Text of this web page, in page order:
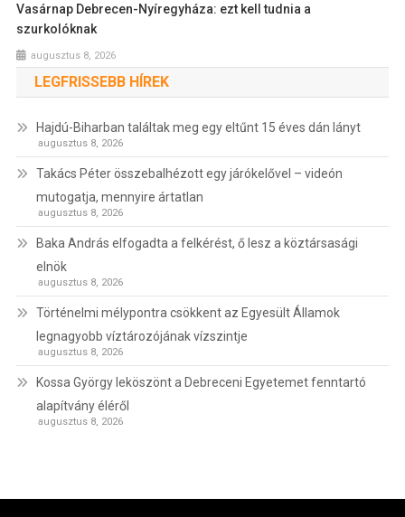
Vasárnap Debrecen-Nyíregyháza: ezt kell tudnia a
szurkolóknak
augusztus 8, 2026
LEGFRISSEBB HÍREK
Hajdú-Biharban találtak meg egy eltűnt 15 éves dán lányt
augusztus 8, 2026
Takács Péter összebalhézott egy járókelővel – videón
mutogatja, mennyire ártatlan
augusztus 8, 2026
Baka András elfogadta a felkérést, ő lesz a köztársasági
elnök
augusztus 8, 2026
Történelmi mélypontra csökkent az Egyesült Államok
legnagyobb víztározójának vízszintje
augusztus 8, 2026
Kossa György leköszönt a Debreceni Egyetemet fenntartó
alapítvány éléről
augusztus 8, 2026